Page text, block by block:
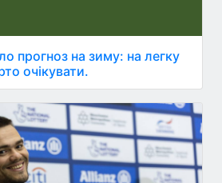
прогноз на зиму: на легку
очікувати.